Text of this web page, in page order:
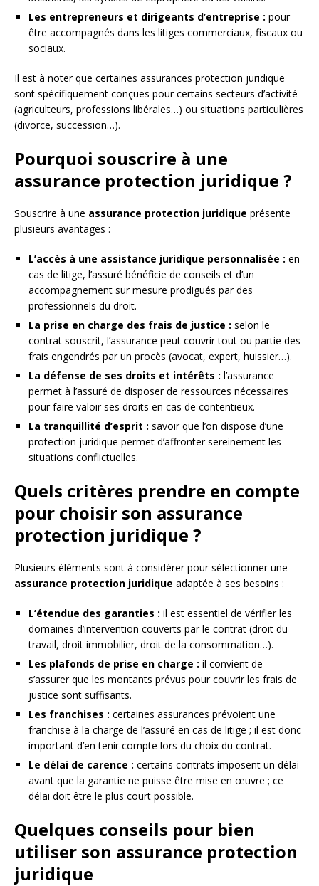
Les entrepreneurs et dirigeants d’entreprise : pour
être accompagnés dans les litiges commerciaux, fiscaux ou
sociaux.
Il est à noter que certaines assurances protection juridique
sont spécifiquement conçues pour certains secteurs d’activité
(agriculteurs, professions libérales…) ou situations particulières
(divorce, succession…).
Pourquoi souscrire à une
assurance protection juridique ?
Souscrire à une assurance protection juridique présente
plusieurs avantages :
L’accès à une assistance juridique personnalisée : en
cas de litige, l’assuré bénéficie de conseils et d’un
accompagnement sur mesure prodigués par des
professionnels du droit.
La prise en charge des frais de justice : selon le
contrat souscrit, l’assurance peut couvrir tout ou partie des
frais engendrés par un procès (avocat, expert, huissier…).
La défense de ses droits et intérêts : l’assurance
permet à l’assuré de disposer de ressources nécessaires
pour faire valoir ses droits en cas de contentieux.
La tranquillité d’esprit : savoir que l’on dispose d’une
protection juridique permet d’affronter sereinement les
situations conflictuelles.
Quels critères prendre en compte
pour choisir son assurance
protection juridique ?
Plusieurs éléments sont à considérer pour sélectionner une
assurance protection juridique adaptée à ses besoins :
L’étendue des garanties : il est essentiel de vérifier les
domaines d’intervention couverts par le contrat (droit du
travail, droit immobilier, droit de la consommation…).
Les plafonds de prise en charge : il convient de
s’assurer que les montants prévus pour couvrir les frais de
justice sont suffisants.
Les franchises : certaines assurances prévoient une
franchise à la charge de l’assuré en cas de litige ; il est donc
important d’en tenir compte lors du choix du contrat.
Le délai de carence : certains contrats imposent un délai
avant que la garantie ne puisse être mise en œuvre ; ce
délai doit être le plus court possible.
Quelques conseils pour bien
utiliser son assurance protection
juridique